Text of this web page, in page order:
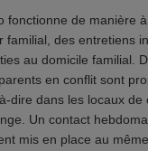
fonctionne de manière
familial, des entretiens
au domicile familial.
en conflit sont
dire dans les locaux de
Un contact
mis en place au